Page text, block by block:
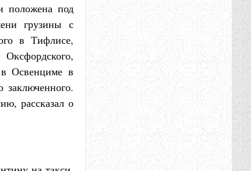
положена под
грузины с
в Тифлисе,
Освенциме в
заключенного.
рассказал о